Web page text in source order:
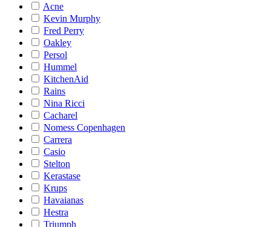
Acne
Kevin Murphy
Fred Perry
Oakley
Persol
Hummel
KitchenAid
Rains
Nina Ricci
Cacharel
Nomess Copenhagen
Carrera
Casio
Stelton
Kerastase
Krups
Havaianas
Hestra
Triumph